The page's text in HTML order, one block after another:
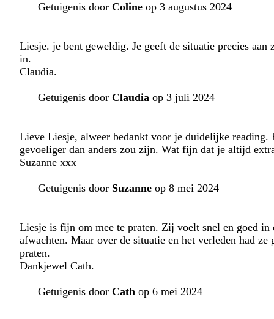
Getuigenis door Coline op 3 augustus 2024
Liesje. je bent geweldig. Je geeft de situatie precies
in.
Claudia.
Getuigenis door Claudia op 3 juli 2024
Lieve Liesje, alweer bedankt voor je duidelijke reading.
gevoeliger dan anders zou zijn. Wat fijn dat je altijd
Suzanne xxx
Getuigenis door Suzanne op 8 mei 2024
Liesje is fijn om mee te praten. Zij voelt snel en goed
afwachten. Maar over de situatie en het verleden had
praten.
Dankjewel Cath.
Getuigenis door Cath op 6 mei 2024